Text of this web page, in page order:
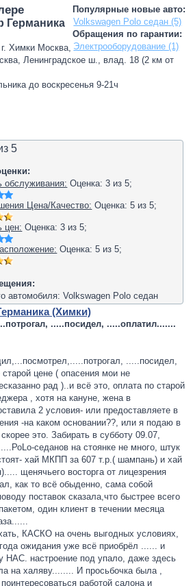
Популярные новые авто:
Volkswagen Polo седан (5)
Обращения по гарантии:
Электрооборудование (1)
Германика
Химки Москва,
Ленинградское ш., влад. 18 (2 км от
до воскресенья 9-21ч
5
обслуживания: Оценка:3 из5;
Цена/Качество: Оценка:5 из5;
цен: Оценка:3 из5;
Оценка:5 из5;
автомобиля: Volkswagen Polo седан
(Химки)
.....посидел, .....оплатил.......
.....посидел,
цене ( опасения мои не
рад )..и всё это, оплата по старой
, хотя на кануне, жена в
2 условия- или предоставляете в
-на каком основании??, или я подаю в
это. Забирать в субботу 09.07,
седанов на стоянке не много, штук
хай МКПП за 607 т.р.( шампань) и хай
щенячьего восторга от лицезрения
как то всё обыденно, сама собой
поставок сказала,что быстрее всего
один клиент в течении месяца
КАСКО на очень выгодных условиях,
ожидания уже всё приобрёл ...... и
НАС. настроение под упало, даже здесь
на халяву........ И просьбочка была ,
работой салона и